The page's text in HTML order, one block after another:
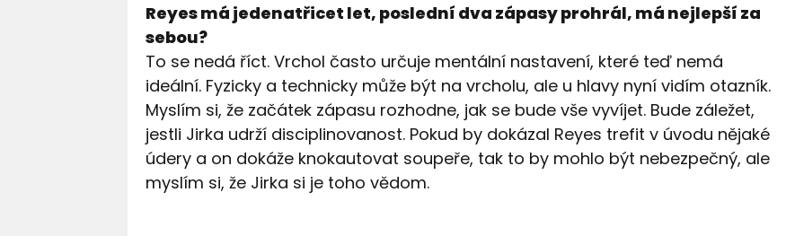
Reyes má jedenatřicet let, poslední dva zápasy prohrál, má nejlepší za
sebou?
To se nedá říct. Vrchol často určuje mentální nastavení, které teď nemá
ideální. Fyzicky a technicky může být na vrcholu, ale u hlavy nyní vidím otazník.
Myslím si, že začátek zápasu rozhodne, jak se bude vše vyvíjet. Bude záležet,
jestli Jirka udrží disciplinovanost. Pokud by dokázal Reyes trefit v úvodu nějaké
údery a on dokáže knokautovat soupeře, tak to by mohlo být nebezpečný, ale
myslím si, že Jirka si je toho vědom.